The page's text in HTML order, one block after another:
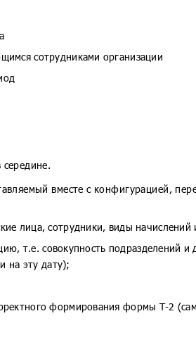
сотрудниками организации
вместе с конфигурацией,
лица, сотрудники, виды начислений
т.е. совокупность подразделений
на эту дату);
формирования формы Т-2